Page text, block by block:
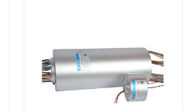
حلقه های لغزش سیگنال
از طریق حلقه لغزش سوراخ